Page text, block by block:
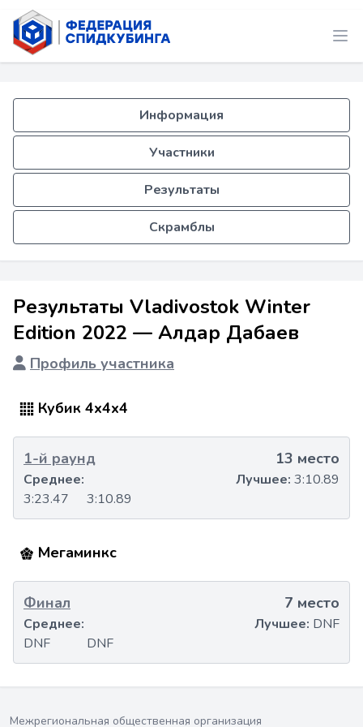
Информация
Участники
Результаты
Скрамблы
Результаты Vladivostok Winter
Edition 2022 — Алдар Дабаев
Профиль участника
Кубик 4x4x4
1-й раунд 13 место
3:23.47 3:10.89
Среднее: Лучшее: 3:10.89
Мегаминкс
Финал 7 место
DNF DNF
Среднее: Лучшее: DNF
Межрегиональная общественная организация